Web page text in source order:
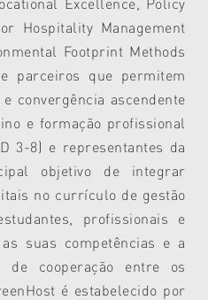
Hospitality Management
Footprint Methods
parceiros que permitem
convergência ascendente
e formação profissional
3-8) e representantes da
objetivo de integrar
no currículo de gestão
profissionais e
suas competências e a
de cooperação entre os
é estabelecido por